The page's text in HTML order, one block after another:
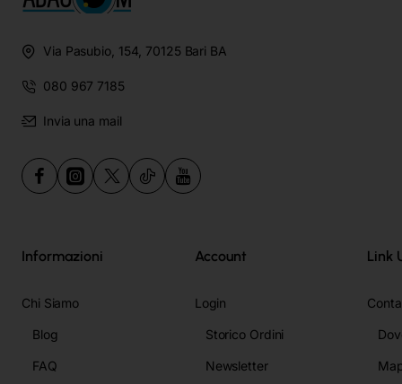
Via Pasubio, 154, 70125 Bari BA
080 967 7185
Invia una mail
Informazioni
Chi Siamo
Blog
FAQ
Account
Login
Storico Ordini
Newsletter
Link